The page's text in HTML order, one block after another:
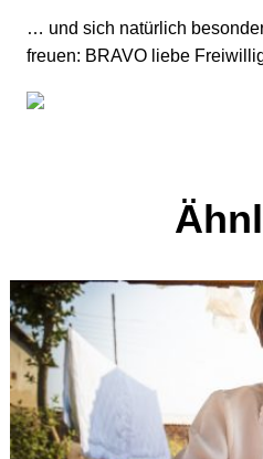
… und sich natürlich
freuen: BRAVO liebe